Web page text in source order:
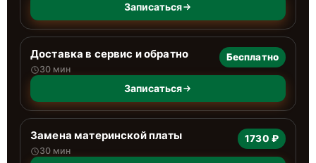
Записаться
Доставка в сервис и обратно
30 мин
Бесплатно
Записаться
Замена материнской платы
30 мин
1730 ₽